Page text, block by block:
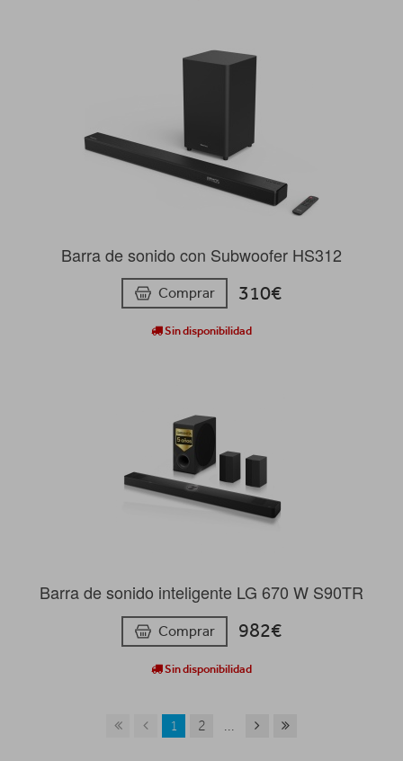
Barra de sonido con Subwoofer HS312
Comprar 310€
Sin disponibilidad
Barra de sonido inteligente LG 670 W S90TR
Comprar 982€
Sin disponibilidad
1 2 ...